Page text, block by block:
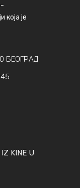
је
БЕОГРАД
KINE U